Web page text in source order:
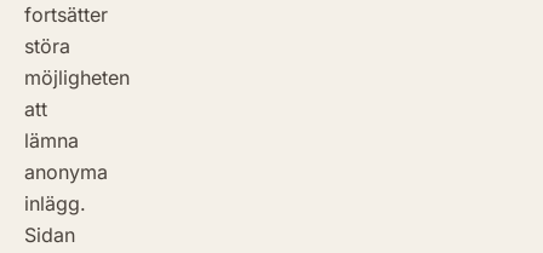
fortsätter
störa
möjligheten
att
lämna
anonyma
inlägg.
Sidan